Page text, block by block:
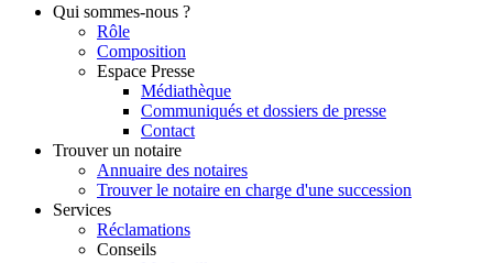
Qui sommes-nous ?
Rôle
Composition
Espace Presse
Médiathèque
Communiqués et dossiers de presse
Contact
Trouver un notaire
Annuaire des notaires
Trouver le notaire en charge d'une succession
Services
Réclamations
Conseils